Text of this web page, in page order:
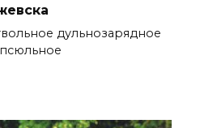
дульнозарядное